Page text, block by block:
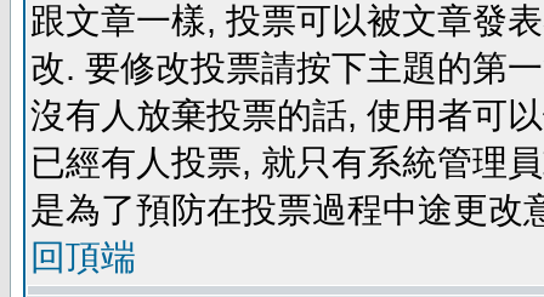
跟文章一樣, 投票可以被文章發
改. 要修改投票請按下主題的第
沒有人放棄投票的話, 使用者可
已經有人投票, 就只有系統管理
是為了預防在投票過程中途更改
回頂端